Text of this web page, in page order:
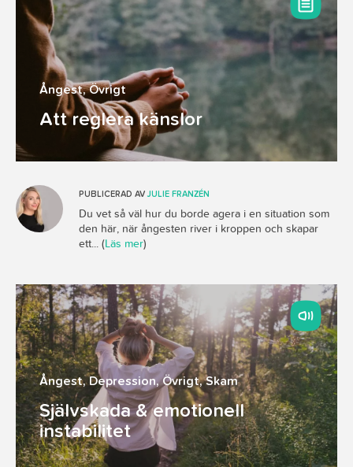
Ångest,Övrigt
Att reglera känslor
PUBLICERAD AV JULIE FRANZÉN
Du vet så väl hur du borde agera i en situation som
den här, när ångesten river i kroppen och skapar
ett... (Läs mer)
Ångest, Depression,Övrigt,Skam
Självskada & emotionell
instabilitet